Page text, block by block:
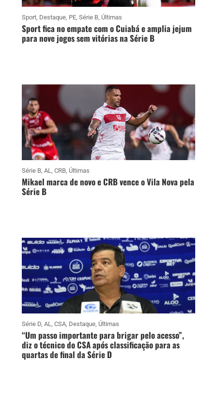
Sport, Destaque, PE, Série B, Últimas
Sport fica no empate com o Cuiabá e amplia jejum
para nove jogos sem vitórias na Série B
Série B, AL CRB, Últimas
Mikael marca de novo e CRB vence o Vila Nova pela
Série B
Série D, AL CSA, Destaque, Últimas
“Um passo importante para brigar pelo acesso”,
diz o técnico do CSA após classificação para as
quartas de final da Série D